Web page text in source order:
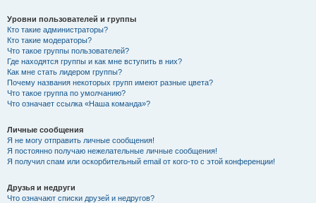
Уровни пользователей и группы
Кто такие администраторы?
Кто такие модераторы?
Что такое группы пользователей?
Где находятся группы и как мне вступить в них?
Как мне стать лидером группы?
Почему названия некоторых групп имеют разные цвета?
Что такое группа по умолчанию?
Что означает ссылка «Наша команда»?
Личные сообщения
Я не могу отправить личные сообщения!
Я постоянно получаю нежелательные личные сообщения!
Я получил спам или оскорбительный email от кого-то с этой конференции!
Друзья и недруги
Что означают списки друзей и недругов?